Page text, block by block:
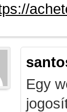
Egy